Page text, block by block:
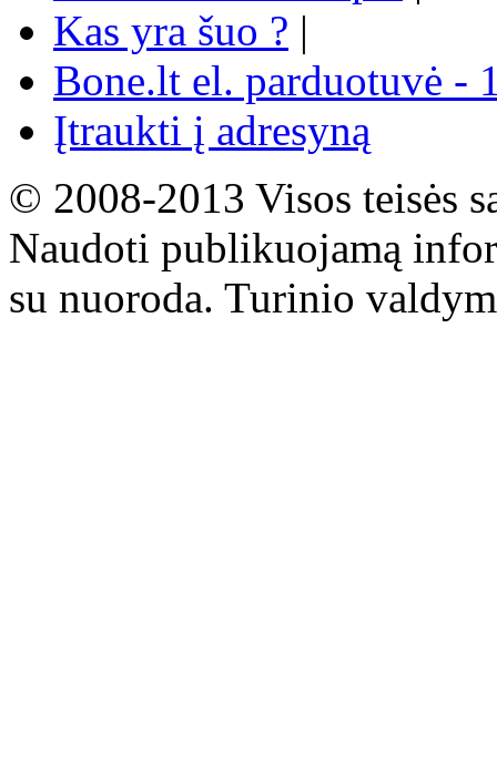
Kas yra šuo ? |
Bone.lt el. parduotuvė -
Įtraukti į adresyną
© 2008-2013 Visos teisės
Naudoti publikuojamą
su nuoroda. Turinio